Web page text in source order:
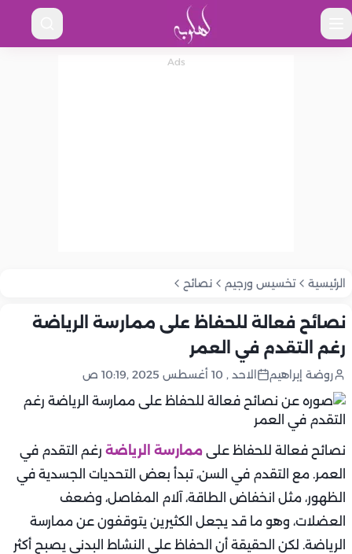
الرئيسية تخسيس ورجيم نصائح
نصائح فعالة للحفاظ على ممارسة الرياضة
رغم التقدم في العمر
روضة إبراهيم الاحد , 10 أغسطس 2025 ,10:19 ص
نصائح فعالة للحفاظ على ممارسة الرياضة رغم التقدم في
العمر. مع التقدم في السن، تبدأ بعض التحديات الجسدية في
الظهور، مثل انخفاض الطاقة، آلام المفاصل، وضعف
العضلات، وهو ما قد يجعل الكثيرين يتوقفون عن ممارسة
الرياضة. لكن الحقيقة أن الحفاظ على النشاط البدني يصبح أكثر